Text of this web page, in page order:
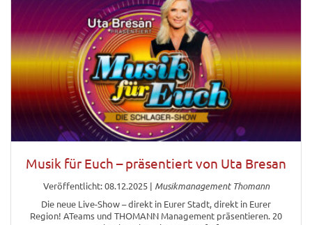
Musik für Euch – präsentiert von Uta Bresan
Veröffentlicht: 08.12.2025| Musikmanagement Thomann
Die neue Live-Show – direkt in Eurer Stadt, direkt in Eurer
Region! ATeams und THOMANN Management präsentieren. 20